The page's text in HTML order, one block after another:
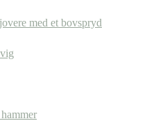
med et bovspryd